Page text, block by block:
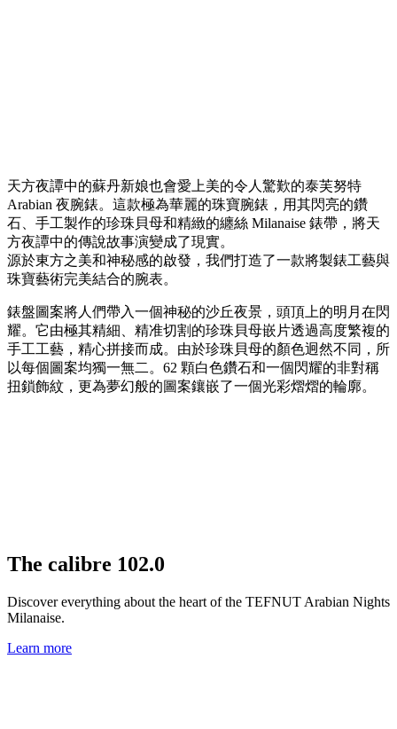
天方夜譚中的蘇丹新娘也會愛上美的令人驚歎的泰芙努特
Arabian 夜腕錶。這款極為華麗的珠寶腕錶，用其閃亮的鑽
石、手工製作的珍珠貝母和精緻的纏絲 Milanaise 錶帶，將天
方夜譚中的傳說故事演變成了現實。
源於東方之美和神秘感的啟發，我們打造了一款將製錶工藝與
珠寶藝術完美結合的腕表。
錶盤圖案將人們帶入一個神秘的沙丘夜景，頭頂上的明月在閃
耀。它由極其精細、精准切割的珍珠貝母嵌片透過高度繁複的
手工工藝，精心拼接而成。由於珍珠貝母的顏色迥然不同，所
以每個圖案均獨一無二。62 顆白色鑽石和一個閃耀的非對稱
扭鎖飾紋，更為夢幻般的圖案鑲嵌了一個光彩熠熠的輪廓。
The calibre 102.0
Discover everything about the heart of the TEFNUT Arabian Nights
Milanaise.
Learn more